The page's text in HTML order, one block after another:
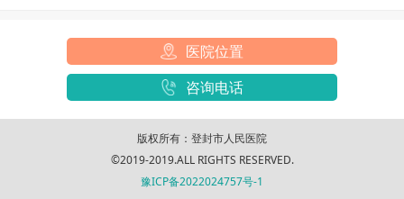
医院位置
咨询电话
版权所有：登封市人民医院
©2019-2019.ALL RIGHTS RESERVED.
豫ICP备2022024757号-1